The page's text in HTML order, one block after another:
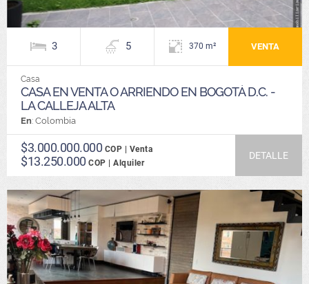
3 5 370 m² VENTA
Casa
CASA EN VENTA O ARRIENDO EN BOGOTÁ D.C. -
LA CALLEJA ALTA
En: Colombia
$3.000.000.000 COP | Venta
$13.250.000 COP | Alquiler
DETALLE